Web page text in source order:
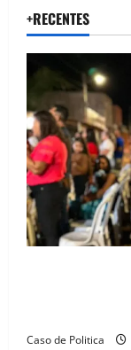
+RECENTES
Caso de Politica